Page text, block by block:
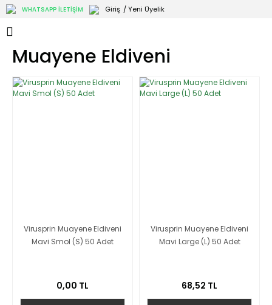
WHATSAPP İLETİŞİM Giriş / Yeni Üyelik
Muayene Eldiveni
Virusprin Muayene Eldiveni
Mavi Smol (S) 50 Adet
0,00 TL
Virusprin Muayene Eldiveni
Mavi Large (L) 50 Adet
68,52 TL